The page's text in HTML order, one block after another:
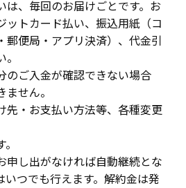
、毎回のお届けごとです。お
ットカード払い、振込用紙（コ
郵便局・アプリ決済）、代金引
ご入金が確認できない場合
せん。
・お支払い方法等、各種変更
し出がなければ自動継続とな
いつでも行えます。解約金は発